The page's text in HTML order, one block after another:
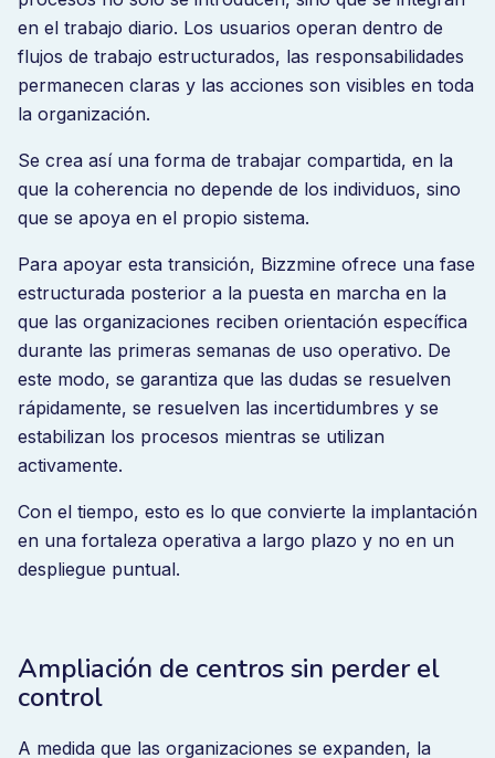
en el trabajo diario. Los usuarios operan dentro de
flujos de trabajo estructurados, las responsabilidades
permanecen claras y las acciones son visibles en toda
la organización.
Se crea así una forma de trabajar compartida, en la
que la coherencia no depende de los individuos, sino
que se apoya en el propio sistema.
Para apoyar esta transición, Bizzmine ofrece una fase
estructurada posterior a la puesta en marcha en la
que las organizaciones reciben orientación específica
durante las primeras semanas de uso operativo. De
este modo, se garantiza que las dudas se resuelven
rápidamente, se resuelven las incertidumbres y se
estabilizan los procesos mientras se utilizan
activamente.
Con el tiempo, esto es lo que convierte la implantación
en una fortaleza operativa a largo plazo y no en un
despliegue puntual.
Ampliación de centros sin perder el
control
A medida que las organizaciones se expanden, la